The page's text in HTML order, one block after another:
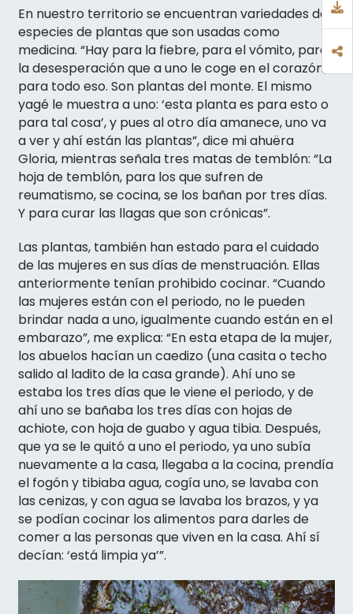
En nuestro territorio se encuentran variedades de
especies de plantas que son usadas como
medicina. “Hay para la fiebre, para el vómito, para
la desesperación que a uno le coge en el corazón,
para todo eso. Son plantas del monte. El mismo
yagé le muestra a uno: ‘esta planta es para esto o
para tal cosa’, y pues al otro día amanece, uno va
a ver y ahí están las plantas”, dice mi ahuëra
Gloria, mientras señala tres matas de temblón: “La
hoja de temblón, para los que sufren de
reumatismo, se cocina, se los bañan por tres días.
Y para curar las llagas que son crónicas”.
Las plantas, también han estado para el cuidado
de las mujeres en sus días de menstruación. Ellas
anteriormente tenían prohibido cocinar. “Cuando
las mujeres están con el periodo, no le pueden
brindar nada a uno, igualmente cuando están en el
embarazo”, me explica: “En esta etapa de la mujer,
los abuelos hacían un caedizo (una casita o techo
salido al ladito de la casa grande). Ahí uno se
estaba los tres días que le viene el periodo, y de
ahí uno se bañaba los tres días con hojas de
achiote, con hoja de guabo y agua tibia. Después,
que ya se le quitó a uno el periodo, ya uno subía
nuevamente a la casa, llegaba a la cocina, prendía
el fogón y tibiaba agua, cogía uno, se lavaba con
las cenizas, y con agua se lavaba los brazos, y ya
se podían cocinar los alimentos para darles de
comer a las personas que viven en la casa. Ahí sí
decían: ‘está limpia ya’”.